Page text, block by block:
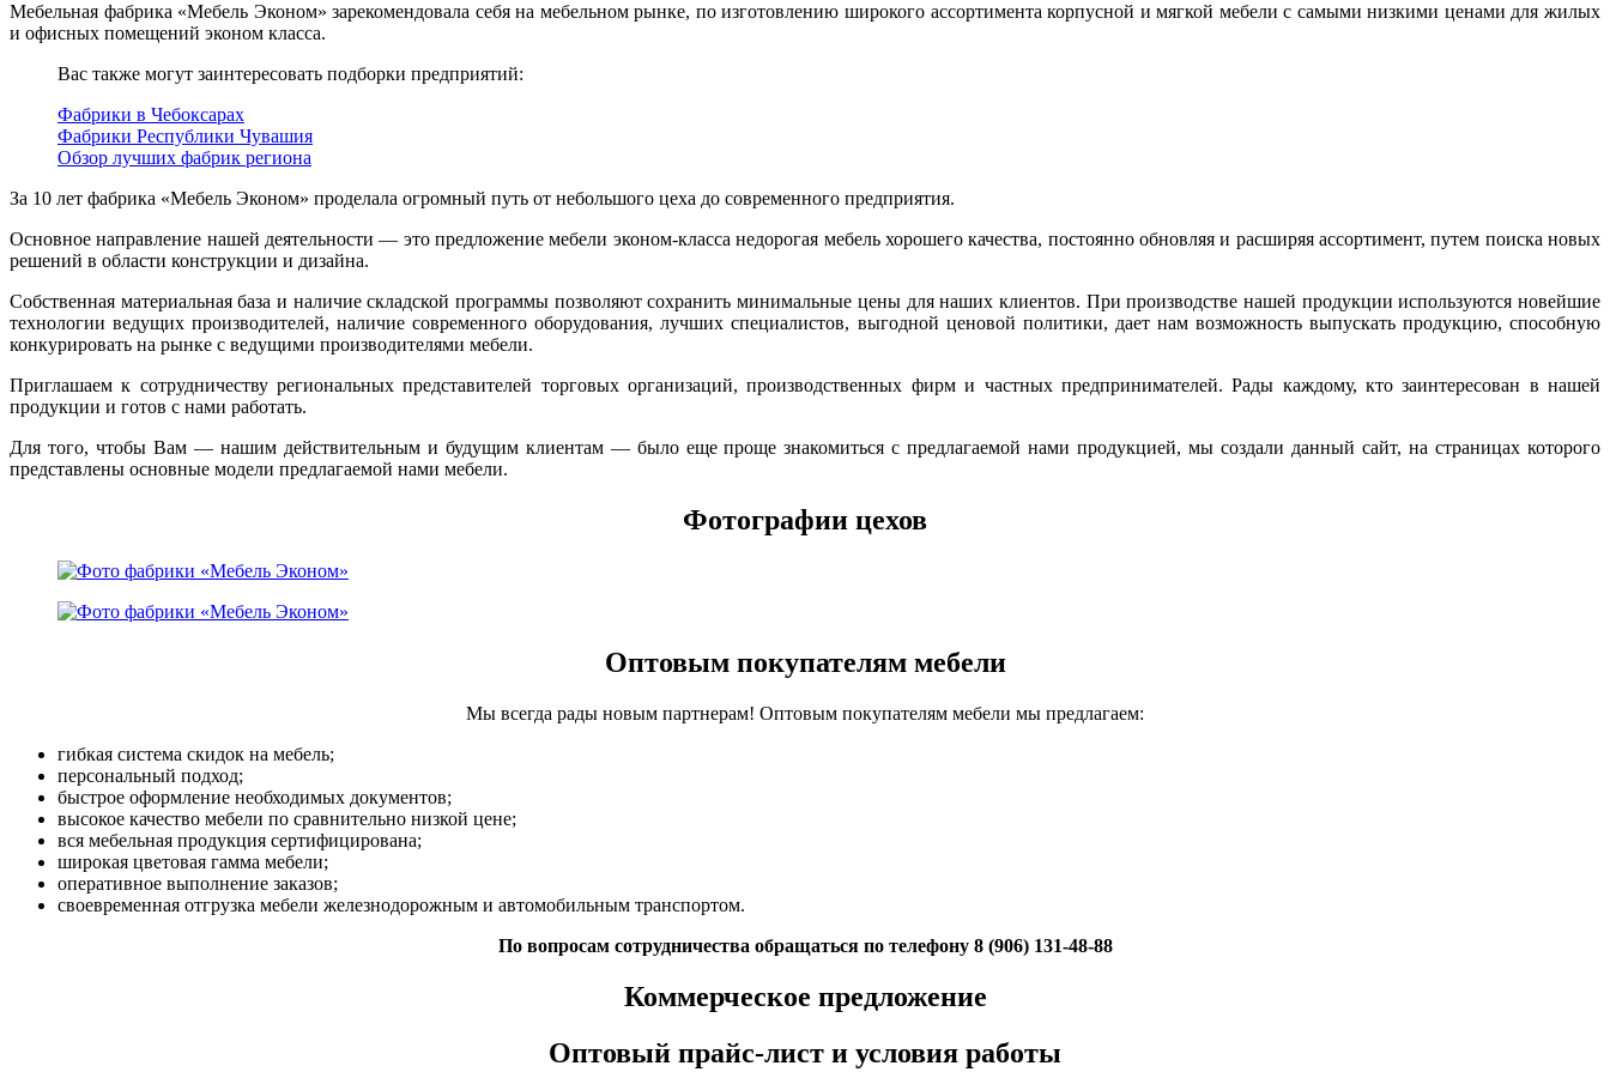
Мебельная фабрика «Мебель Эконом» зарекомендовала себя на мебельном рынке, по изготовлению широкого ассортимента корпусной и мягкой мебели с самыми низкими ценами для жилых
и офисных помещений эконом класса.
Вас также могут заинтересовать подборки предприятий:
Фабрики в Чебоксарах
Фабрики Республики Чувашия
Обзор лучших фабрик региона
За 10 лет фабрика «Мебель Эконом» проделала огромный путь от небольшого цеха до современного предприятия.
Основное направление нашей деятельности — это предложение мебели эконом-класса недорогая мебель хорошего качества, постоянно обновляя и расширяя ассортимент, путем поиска новых
решений в области конструкции и дизайна.
Собственная материальная база и наличие складской программы позволяют сохранить минимальные цены для наших клиентов. При производстве нашей продукции используются новейшие
технологии ведущих производителей, наличие современного оборудования, лучших специалистов, выгодной ценовой политики, дает нам возможность выпускать продукцию, способную
конкурировать на рынке с ведущими производителями мебели.
Приглашаем к сотрудничеству региональных представителей торговых организаций, производственных фирм и частных предпринимателей. Рады каждому, кто заинтересован в нашей
продукции и готов с нами работать.
Для того, чтобы Вам — нашим действительным и будущим клиентам — было еще проще знакомиться с предлагаемой нами продукцией, мы создали данный сайт, на страницах которого
представлены основные модели предлагаемой нами мебели.
Фотографии цехов
Оптовым покупателям мебели
Мы всегда рады новым партнерам! Оптовым покупателям мебели мы предлагаем:
гибкая система скидок на мебель;
персональный подход;
быстрое оформление необходимых документов;
высокое качество мебели по сравнительно низкой цене;
вся мебельная продукция сертифицирована;
широкая цветовая гамма мебели;
оперативное выполнение заказов;
своевременная отгрузка мебели железнодорожным и автомобильным транспортом.
По вопросам сотрудничества обращаться по телефону 8 (906) 131-48-88
Коммерческое предложение
Оптовый прайс-лист и условия работы